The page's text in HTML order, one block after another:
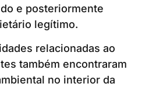
e posteriormente
legítimo.
relacionadas ao
também encontraram
no interior da